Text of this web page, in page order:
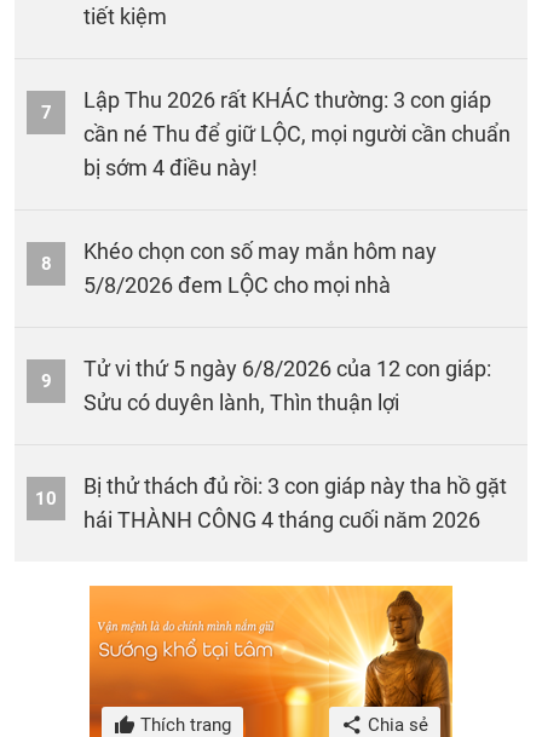
tiết kiệm
7
Lập Thu 2026 rất KHÁC thường: 3 con giáp
cần né Thu để giữ LỘC, mọi người cần chuẩn
bị sớm 4 điều này!
8
Khéo chọn con số may mắn hôm nay
5/8/2026 đem LỘC cho mọi nhà
9
Tử vi thứ 5 ngày 6/8/2026 của 12 con giáp:
Sửu có duyên lành, Thìn thuận lợi
10
Bị thử thách đủ rồi: 3 con giáp này tha hồ gặt
hái THÀNH CÔNG 4 tháng cuối năm 2026
Thích trang Chia sẻ